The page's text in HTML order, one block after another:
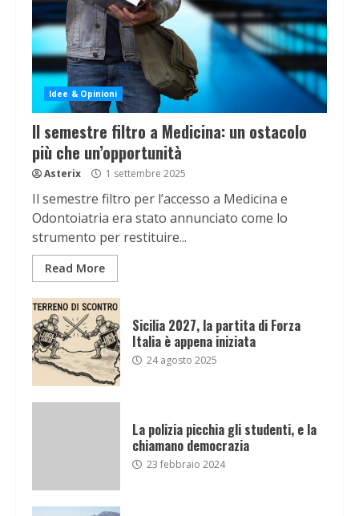
Idee & Opinioni
Il semestre filtro a Medicina: un ostacolo
più che un’opportunità
Asterix 1 settembre 2025
Il semestre filtro per l’accesso a Medicina e
Odontoiatria era stato annunciato come lo
strumento per restituire...
Read More
Sicilia 2027, la partita di Forza
Italia è appena iniziata
24 agosto 2025
La polizia picchia gli studenti, e la
chiamano democrazia
23 febbraio 2024